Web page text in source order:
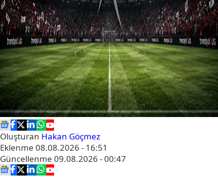
Oluşturan Hakan Göçmez
Eklenme 08.08.2026 - 16:51
Güncellenme 09.08.2026 - 00:47